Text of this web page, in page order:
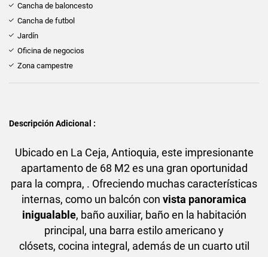
Cancha de baloncesto
Cancha de futbol
Jardín
Oficina de negocios
Zona campestre
Descripción Adicional :
Ubicado en La Ceja, Antioquia, este impresionante
apartamento de 68 M2 es una gran oportunidad
para la compra, . Ofreciendo muchas características
internas, como un balcón con vista panoramica
inigualable, baño auxiliar, baño en la habitación
principal, una barra estilo americano y
clósets, cocina integral, además de un cuarto util